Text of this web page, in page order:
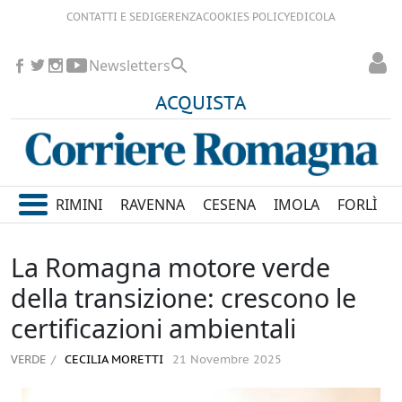
CONTATTI E SEDIGERENZACOOKIES POLICYEDICOLA
ACQUISTA
Newsletters
RIMINI RAVENNA CESENA IMOLA FORLÌ
La Romagna motore verde
della transizione: crescono le
certificazioni ambientali
VERDE CECILIA MORETTI 21 Novembre 2025